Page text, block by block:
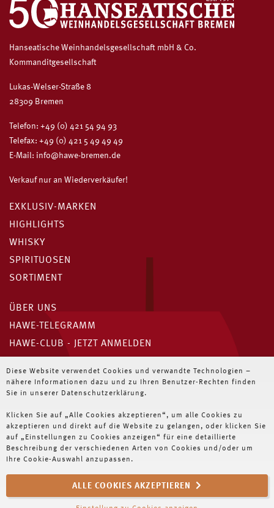
Diese Website verwendet Cookies und verwandte Technologien –
nähere Informationen dazu und zu Ihren Benutzer-Rechten finden
Sie in unserer Datenschutzerklärung.
Klicken Sie auf „Alle Cookies akzeptieren“, um alle Cookies zu
akzeptieren und direkt auf die Website zu gelangen, oder klicken Sie
auf „Einstellungen zu Cookies anzeigen“ für eine detaillierte
Beschreibung der verschiedenen Arten von Cookies und/oder um
Ihre Cookie-Auswahl anzupassen.
ALLE COOKIES AKZEPTIEREN
Hanseatische Weinhandelsgesellschaft mbH & Co.
Kommanditgesellschaft
Lukas-Welser-Straße 8
28309 Bremen
Telefon: +49 (0) 421 54 94 93
Telefax: +49 (0) 421 5 49 49 49
E-Mail: info@hawe-bremen.de
Verkauf nur an Wiederverkäufer!
EXKLUSIV-MARKEN
HIGHLIGHTS
WHISKY
SPIRITUOSEN
SORTIMENT
ÜBER UNS
HAWE-TELEGRAMM
HAWE-CLUB - JETZT ANMELDEN
Unser HAWE-Telegramm
Immer die neuesten Angebote für Wiederverkäufer
JETZT ABONNIEREN
NEWSLETTER IMPRESSUM DATENSCHUTZ AGB